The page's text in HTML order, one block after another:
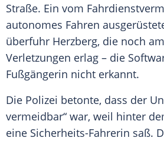
Straße. Ein vom
autonomes Fahren
überfuhr Herzberg, die noch
Verletzungen erlag – die
Fußgängerin nicht erkannt.
Die Polizei betonte, dass der
vermeidbar“ war, weil hinter
eine Sicherheits-Fahrerin saß.